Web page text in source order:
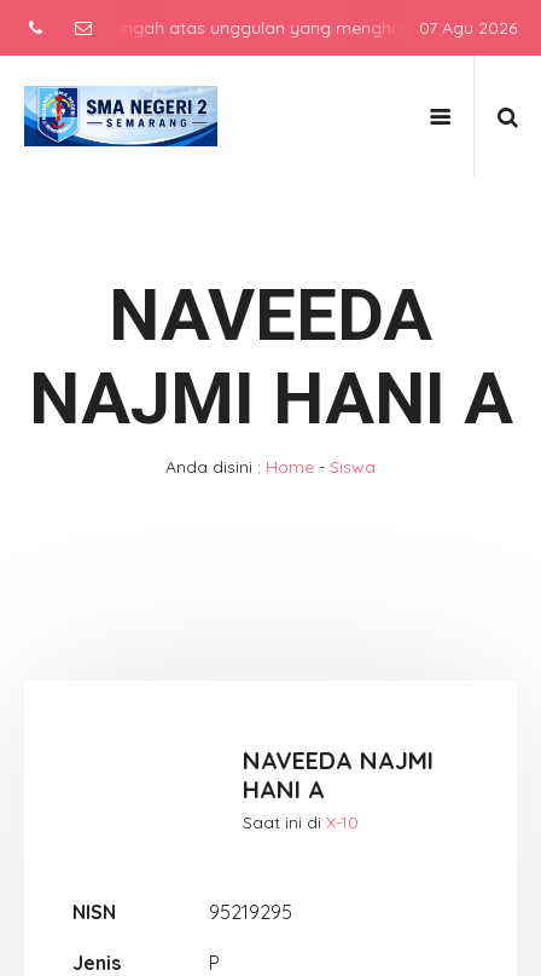
menengah atas unggulan yang menghasilkan lulusan
07 Agu 2026
NAVEEDA
NAJMI HANI A
Anda disini : Home - Siswa
NAVEEDA NAJMI
HANI A
Saat ini di X-10
NISN 95219295
Jenis
P